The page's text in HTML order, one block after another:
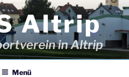
Altrip
in Altrip
Menü